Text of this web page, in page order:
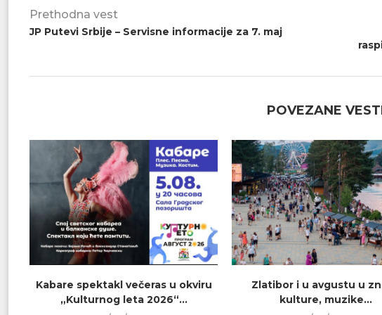
Prethodna vest
JP Putevi Srbije – Servisne informacije za 7. maj
POVEZANE
Kabare spektakl večeras u okviru
„Kulturnog leta 2026“...
Zlatibor i u avgustu u
kulture, muzike...